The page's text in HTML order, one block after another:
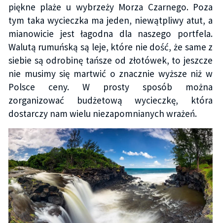
piękne plaże u wybrzeży Morza Czarnego. Poza
tym taka wycieczka ma jeden, niewątpliwy atut, a
mianowicie jest łagodna dla naszego portfela.
Walutą rumuńską są leje, które nie dość, że same z
siebie są odrobinę tańsze od złotówek, to jeszcze
nie musimy się martwić o znacznie wyższe niż w
Polsce ceny. W prosty sposób można
zorganizować budżetową wycieczkę, która
dostarczy nam wielu niezapomnianych wrażeń.